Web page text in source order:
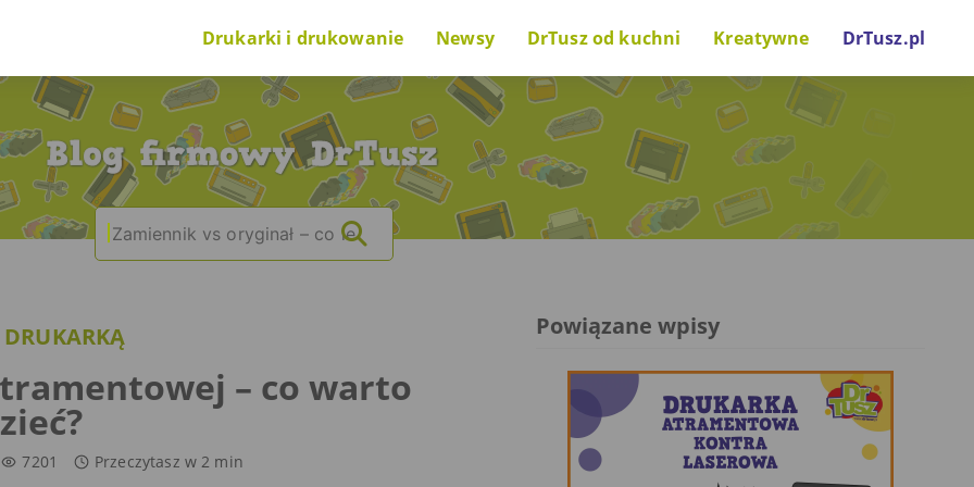
Drukarki i drukowanie
Poradnik na start
O drukarkach i drukowaniu
O tuszach i tonerach
Newsy
Nowinki drukarkowe
Ciekawostki technologiczne
DrTusz od kuchni
Za kulisami
Projekty i inicjatywy
Głos naszych gości
Kreatywne
Zrób to sam
Gry i zabawy
DrTusz.pl
Search
for:
|
– co warto
7201 Przeczytasz w2 min
Powiązane wpisy